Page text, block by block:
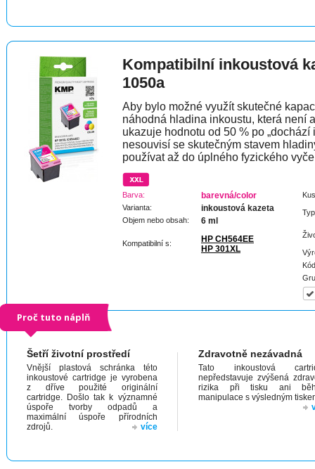
Kompatibilní inkoustová
1050a
Aby bylo možné využít skutečné
náhodná hladina inkoustu, která není
ukazuje hodnotu od 50 % po
nesouvisí se skutečným stavem
používat až do úplného fyzického
Barva: barevná/color
Varianta: inkoustová kazeta
Objem nebo obsah: 6 ml
Kompatibilní s:
HP CH564EE
HP 301XL
Proč tuto náplň
Šetří životní prostředí
Vnější plastová schránka této
inkoustové cartridge je vyrobena
z dříve použité originální
cartridge. Došlo tak k významné
úspoře tvorby odpadů a
maximální úspoře přírodních
zdrojů.
více
Zdravotně nezávadná
Tato inkoustová
nepředstavuje zvýšená
rizika při tisku ani
manipulace s výsledným